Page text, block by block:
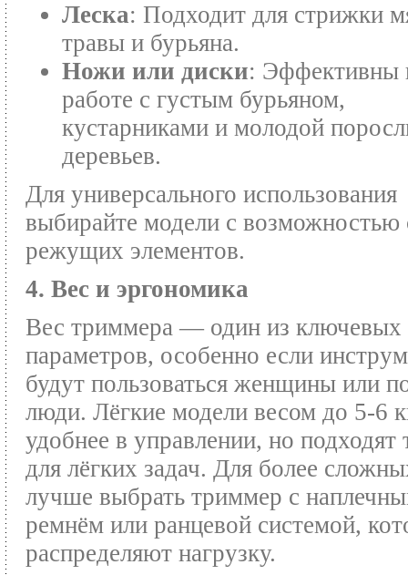
Леска: Подходит для стрижки
травы и бурьяна.
Ножи или диски: Эффективны
работе с густым бурьяном,
кустарниками и молодой
деревьев.
Для универсального использования
выбирайте модели с
режущих элементов.
4. Вес и эргономика
Вес триммера — один из ключевых
параметров, особенно если
будут пользоваться женщины или
люди. Лёгкие модели весом до 5-6
удобнее в управлении, но подходят
для лёгких задач. Для более
лучше выбрать триммер с
ремнём или ранцевой системой,
распределяют нагрузку.